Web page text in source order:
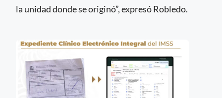
la unidad donde se originó”, expresó Robledo.